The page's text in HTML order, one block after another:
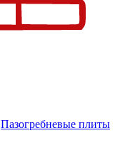
Пазогребневые плиты